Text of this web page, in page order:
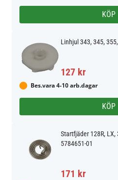
KÖP
Linhjul 343, 345,
127 kr
Bes.vara 4-10 arb.dagar
KÖP
Startfjäder 128R, LX,
5784651-01
171 kr